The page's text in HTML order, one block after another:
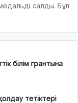
салды. Бұл
білім грантына
тетіктері